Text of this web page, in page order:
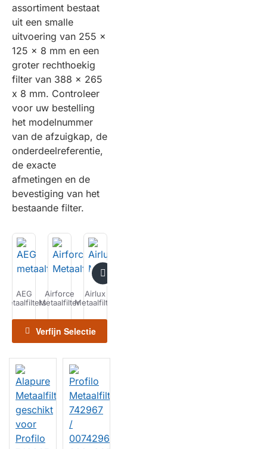
assortiment bestaat
uit een smalle
uitvoering van 255 x
125 x 8 mm en een
groter rechthoekig
filter van 388 x 265
x 8 mm. Controleer
voor uw bestelling
het modelnummer
van de afzuigkap, de
onderdeelreferentie,
de exacte
afmetingen en de
bevestiging van het
bestaande filter.
AEG
metaalfilters
Airforce
Metaalfilter
Airlux
Metaalfilter
Verfijn Selectie